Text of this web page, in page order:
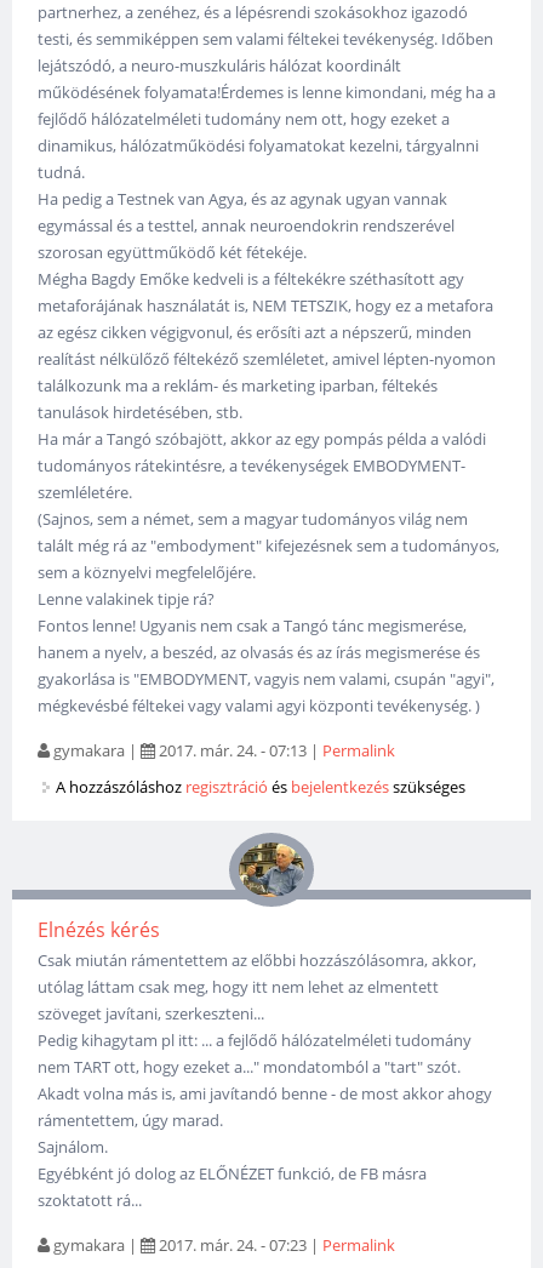
partnerhez, a zenéhez, és a lépésrendi szokásokhoz igazodó
testi, és semmiképpen sem valami féltekei tevékenység. Időben
lejátszódó, a neuro-muszkuláris hálózat koordinált
működésének folyamata!Érdemes is lenne kimondani, még ha a
fejlődő hálózatelméleti tudomány nem ott, hogy ezeket a
dinamikus, hálózatműködési folyamatokat kezelni, tárgyalnni
tudná.
Ha pedig a Testnek van Agya, és az agynak ugyan vannak
egymással és a testtel, annak neuroendokrin rendszerével
szorosan együttműködő két fétekéje.
Mégha Bagdy Emőke kedveli is a féltekékre széthasított agy
metaforájának használatát is, NEM TETSZIK, hogy ez a metafora
az egész cikken végigvonul, és erősíti azt a népszerű, minden
realítást nélkülőző féltekéző szemléletet, amivel lépten-nyomon
találkozunk ma a reklám- és marketing iparban, féltekés
tanulások hirdetésében, stb.
Ha már a Tangó szóbajött, akkor az egy pompás példa a valódi
tudományos rátekintésre, a tevékenységek EMBODYMENT-
szemléletére.
(Sajnos, sem a német, sem a magyar tudományos világ nem
talált még rá az "embodyment" kifejezésnek sem a tudományos,
sem a köznyelvi megfelelőjére.
Lenne valakinek tipje rá?
Fontos lenne! Ugyanis nem csak a Tangó tánc megismerése,
hanem a nyelv, a beszéd, az olvasás és az írás megismerése és
gyakorlása is "EMBODYMENT, vagyis nem valami, csupán "agyi",
mégkevésbé féltekei vagy valami agyi központi tevékenység. )
gymakara | 2017. már. 24. - 07:13 | Permalink
A hozzászóláshoz regisztráció és bejelentkezésszükséges
Elnézés kérés
Csak miután rámentettem az előbbi hozzászólásomra, akkor,
utólag láttam csak meg, hogy itt nem lehet az elmentett
szöveget javítani, szerkeszteni...
Pedig kihagytam pl itt: ... a fejlődő hálózatelméleti tudomány
nem TART ott, hogy ezeket a..." mondatomból a "tart" szót.
Akadt volna más is, ami javítandó benne - de most akkor ahogy
rámentettem, úgy marad.
Sajnálom.
Egyébként jó dolog az ELŐNÉZET funkció, de FB másra
szoktatott rá...
gymakara | 2017. már. 24. - 07:23 | Permalink